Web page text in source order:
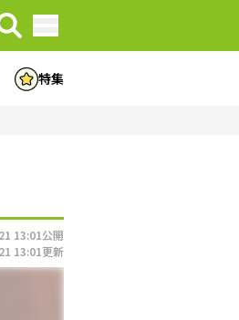
特集
13:01公開
13:01更新